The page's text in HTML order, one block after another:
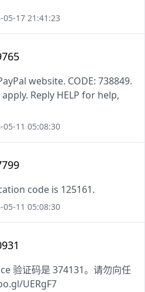
05-17 21:41:23
website. CODE: 738849.
Reply HELP for help,
05-11 05:08:30
code is 125161.
05-11 05:08:30
验证码是 374131。请勿向任
UERgF7